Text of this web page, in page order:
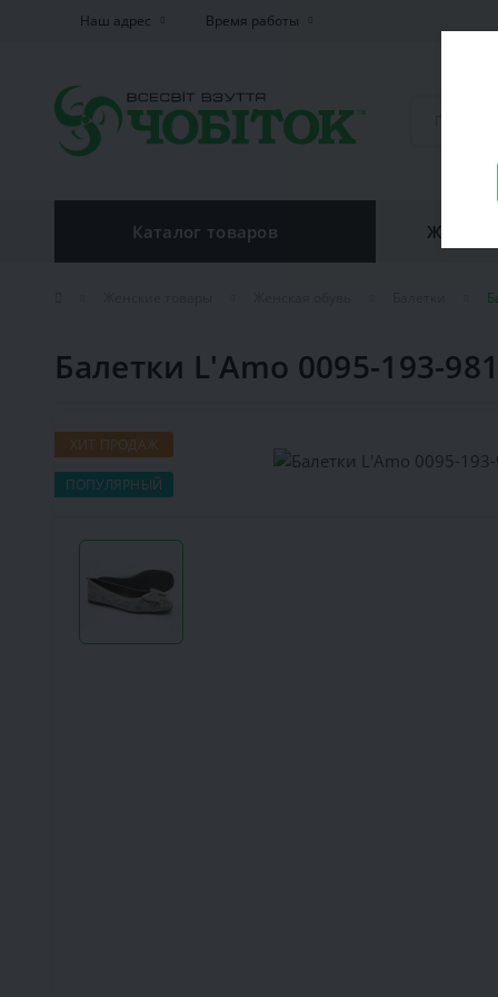
Наш адрес Время работы
Каталог товаров
Балетки L'Amo 0095-193-
ХИТ ПРОДАЖ
ПОПУЛЯРНЫЙ